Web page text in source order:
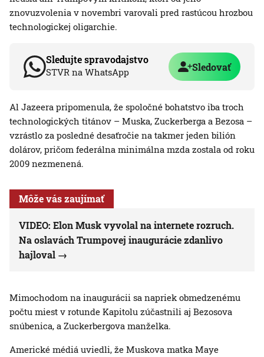
znovuzvolenia v novembri varovali pred rastúcou hrozbou
technologickej oligarchie.
Sledujte spravodajstvo
STVR na WhatsApp Sledovať
Al Jazeera pripomenula, že spoločné bohatstvo iba troch
technologických titánov – Muska, Zuckerberga a Bezosa –
vzrástlo za posledné desaťročie na takmer jeden bilión
dolárov, pričom federálna minimálna mzda zostala od roku
2009 nezmenená.
Môže vás zaujímať
VIDEO: Elon Musk vyvolal na internete rozruch.
Na oslavách Trumpovej inaugurácie zdanlivo
hajloval
Mimochodom na inaugurácii sa napriek obmedzenému
počtu miest v rotunde Kapitolu zúčastnili aj Bezosova
snúbenica, a Zuckerbergova manželka.
Americké médiá uviedli, že Muskova matka Maye